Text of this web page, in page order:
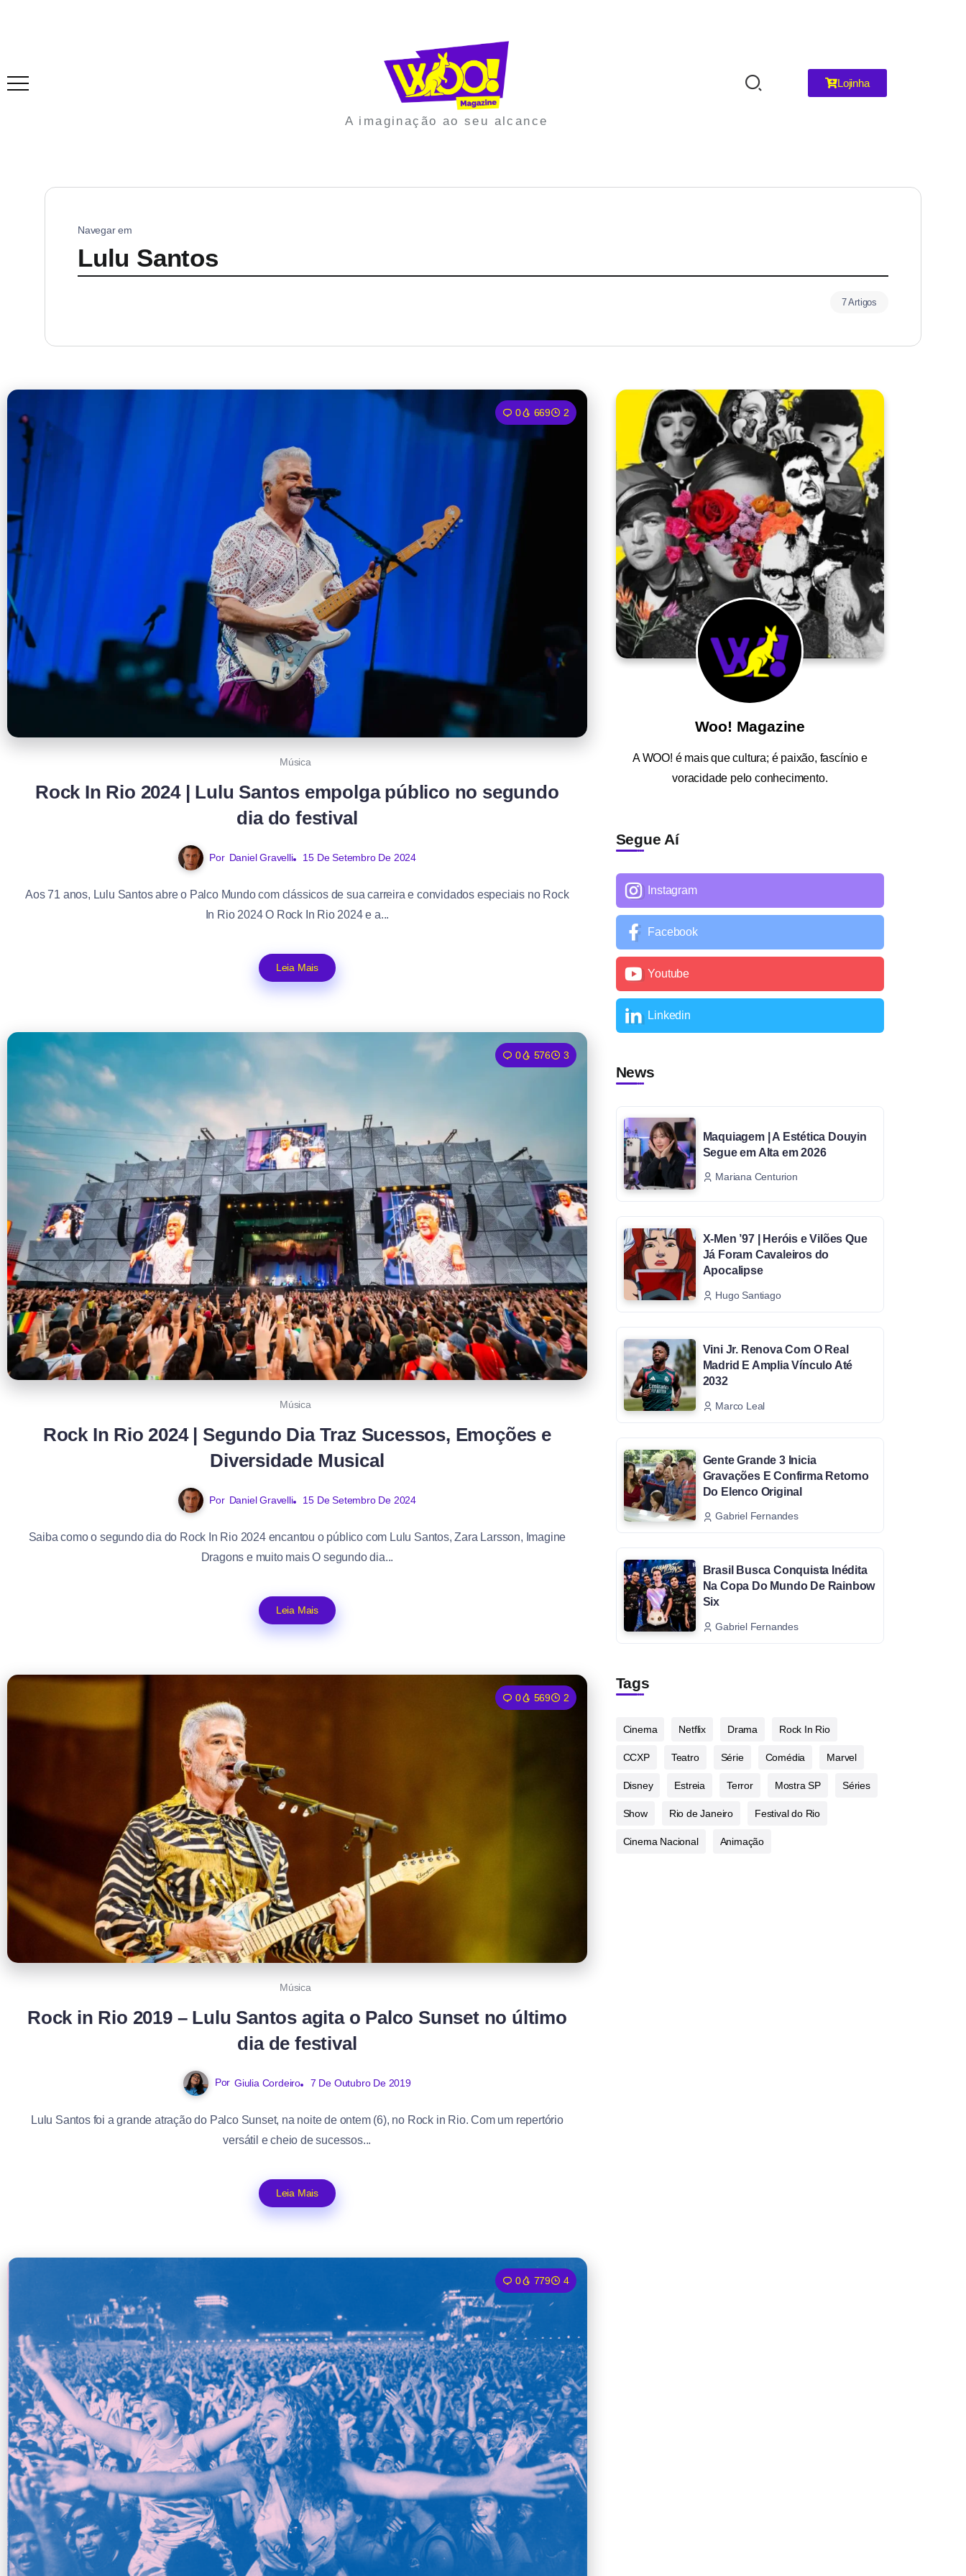
A imaginação ao seu alcance
Lojinha
Navegar em
Lulu Santos
7 Artigos
0 669 2
Música
Rock In Rio 2024 | Lulu Santos empolga público no segundo
dia do festival
Por Daniel Gravelli 15 De Setembro De 2024
Aos 71 anos, Lulu Santos abre o Palco Mundo com clássicos de sua carreira e convidados especiais no Rock
In Rio 2024 O Rock In Rio 2024 e a...
Leia Mais
0 576 3
Música
Rock In Rio 2024 | Segundo Dia Traz Sucessos, Emoções e
Diversidade Musical
Por Daniel Gravelli 15 De Setembro De 2024
Saiba como o segundo dia do Rock In Rio 2024 encantou o público com Lulu Santos, Zara Larsson, Imagine
Dragons e muito mais O segundo dia...
Leia Mais
0 569 2
Música
Rock in Rio 2019 – Lulu Santos agita o Palco Sunset no último
dia de festival
Por Giulia Cordeiro 7 De Outubro De 2019
Lulu Santos foi a grande atração do Palco Sunset, na noite de ontem (6), no Rock in Rio. Com um repertório
versátil e cheio de sucessos...
Leia Mais
0 779 4
Woo! Magazine
AWOO! é mais que cultura; é paixão, fascínio e
voracidade pelo conhecimento.
Segue Aí
Instagram
Facebook
Youtube
Linkedin
News
Maquiagem | A Estética Douyin
Segue em Alta em 2026
Mariana Centurion
X-Men ’97 | Heróis e Vilões Que
Já Foram Cavaleiros do
Apocalipse
Hugo Santiago
Vini Jr. Renova Com O Real
Madrid E Amplia Vínculo Até
2032
Marco Leal
Gente Grande 3 Inicia
Gravações E Confirma Retorno
Do Elenco Original
Gabriel Fernandes
Brasil Busca Conquista Inédita
Na Copa Do Mundo De Rainbow
Six
Gabriel Fernandes
Tags
Cinema Netflix Drama Rock In Rio
CCXP Teatro Série Comédia Marvel
Disney Estreia Terror Mostra SP Séries
Show Rio de Janeiro Festival do Rio
Cinema Nacional Animação